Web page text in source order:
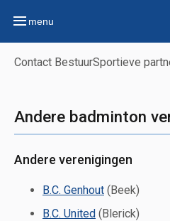
menu
Contact BestuurSportieve
Andere badminton
Andere verenigingen
B.C. Genhout (Beek)
B.C. United (Blerick)